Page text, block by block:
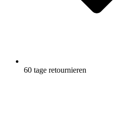
60 tage retournieren